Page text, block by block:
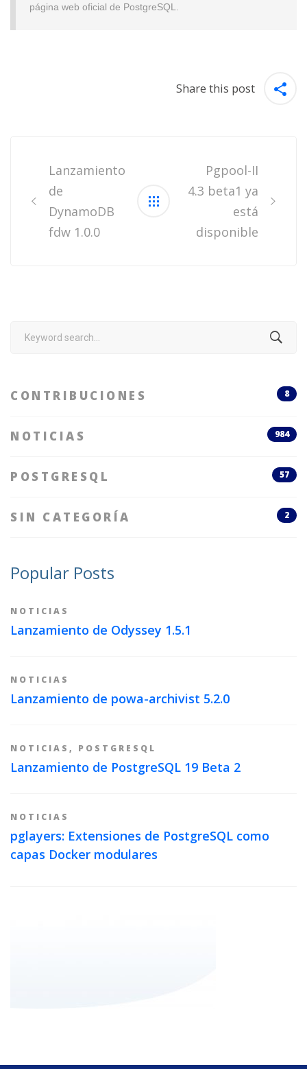
página web oficial de PostgreSQL.
Share this post
navigation
Lanzamiento
de
DynamoDB
fdw 1.0.0
Pgpool-II
4.3 beta1 ya
está
disponible
Search
CONTRIBUCIONES 8
NOTICIAS 984
POSTGRESQL 57
SIN CATEGORÍA 2
Popular Posts
NOTICIAS
Lanzamiento de Odyssey 1.5.1
NOTICIAS
Lanzamiento de powa-archivist 5.2.0
NOTICIAS , POSTGRESQL
Lanzamiento de PostgreSQL 19 Beta 2
NOTICIAS
pglayers: Extensiones de PostgreSQL como
capas Docker modulares